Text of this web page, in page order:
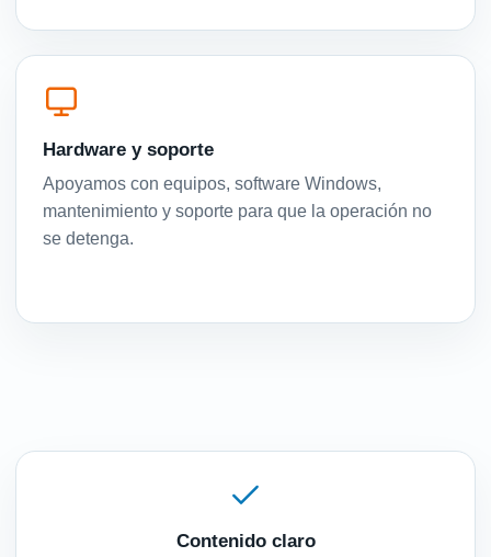
Hardware y soporte
Apoyamos con equipos, software Windows,
mantenimiento y soporte para que la operación no
se detenga.
Contenido claro